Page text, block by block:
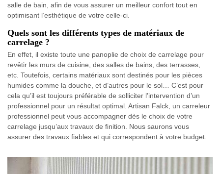
salle de bain, afin de vous assurer un meilleur confort tout en
optimisant l’esthétique de votre celle-ci.
Quels sont les différents types de matériaux de
carrelage ?
En effet, il existe toute une panoplie de choix de carrelage pour
revêtir les murs de cuisine, des salles de bains, des terrasses,
etc. Toutefois, certains matériaux sont destinés pour les pièces
humides comme la douche, et d’autres pour le sol… C’est pour
cela qu’il est toujours préférable de solliciter l’intervention d’un
professionnel pour un résultat optimal. Artisan Falck, un carreleur
professionnel peut vous accompagner dès le choix de votre
carrelage jusqu’aux travaux de finition. Nous saurons vous
assurer des travaux fiables et qui correspondent à votre budget.